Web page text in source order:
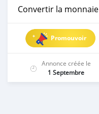
Convertir la monnaie
Promouvoir
Annonce créée le
1 Septembre